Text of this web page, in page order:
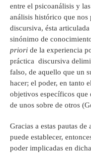
entre el psicoanálisis y
análisis histórico que nos
discursiva, ésta
sinónimo de
priori de la experiencia
práctica discursiva
falso, de aquello que un
hacer; el poder, en tanto
objetivos específicos que
de unos sobre de otros
Gracias a estas pautas
puede establecer,
poder implicadas en